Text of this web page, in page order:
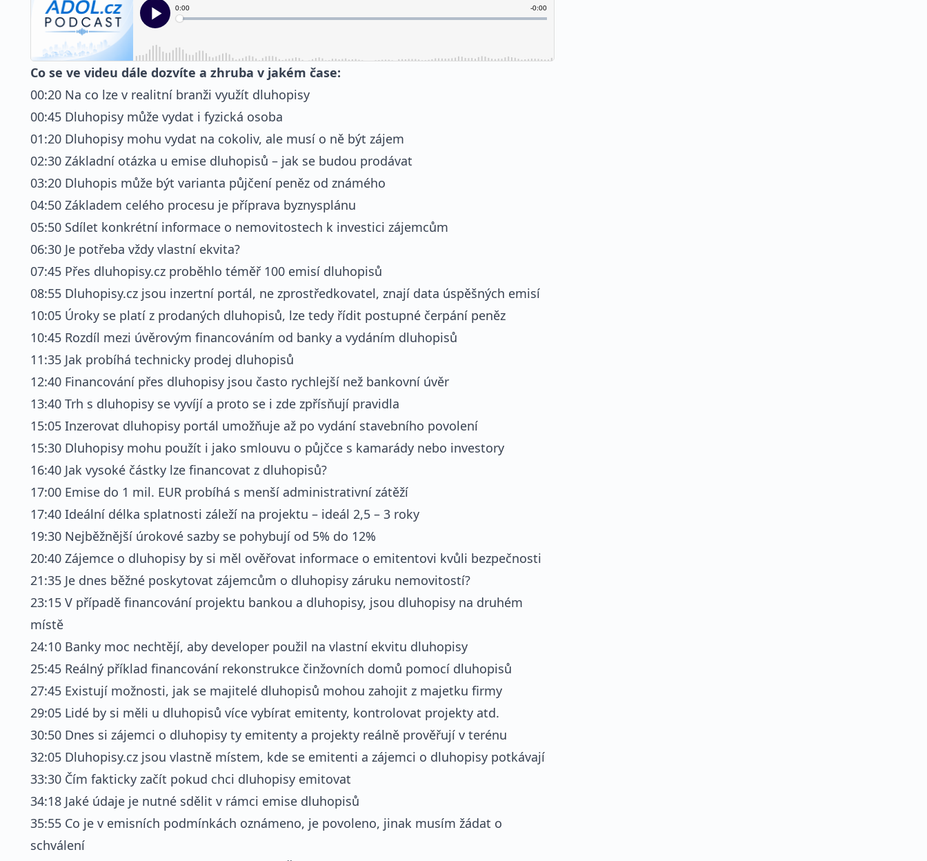
Co se ve videu dále dozvíte a zhruba v jakém čase:
00:20 Na co lze v realitní branži využít dluhopisy
00:45 Dluhopisy může vydat i fyzická osoba
01:20 Dluhopisy mohu vydat na cokoliv, ale musí o ně být zájem
02:30 Základní otázka u emise dluhopisů – jak se budou prodávat
03:20 Dluhopis může být varianta půjčení peněz od známého
04:50 Základem celého procesu je příprava byznysplánu
05:50 Sdílet konkrétní informace o nemovitostech k investici zájemcům
06:30 Je potřeba vždy vlastní ekvita?
07:45 Přes dluhopisy.cz proběhlo téměř 100 emisí dluhopisů
08:55 Dluhopisy.cz jsou inzertní portál, ne zprostředkovatel, znají data úspěšných emisí
10:05 Úroky se platí z prodaných dluhopisů, lze tedy řídit postupné čerpání peněz
10:45 Rozdíl mezi úvěrovým financováním od banky a vydáním dluhopisů
11:35 Jak probíhá technicky prodej dluhopisů
12:40 Financování přes dluhopisy jsou často rychlejší než bankovní úvěr
13:40 Trh s dluhopisy se vyvíjí a proto se i zde zpřísňují pravidla
15:05 Inzerovat dluhopisy portál umožňuje až po vydání stavebního povolení
15:30 Dluhopisy mohu použít i jako smlouvu o půjčce s kamarády nebo investory
16:40 Jak vysoké částky lze financovat z dluhopisů?
17:00 Emise do 1 mil. EUR probíhá s menší administrativní zátěží
17:40 Ideální délka splatnosti záleží na projektu – ideál 2,5 – 3 roky
19:30 Nejběžnější úrokové sazby se pohybují od 5% do 12%
20:40 Zájemce o dluhopisy by si měl ověřovat informace o emitentovi kvůli bezpečnosti
21:35 Je dnes běžné poskytovat zájemcům o dluhopisy záruku nemovitostí?
23:15 V případě financování projektu bankou a dluhopisy, jsou dluhopisy na druhém
místě
24:10 Banky moc nechtějí, aby developer použil na vlastní ekvitu dluhopisy
25:45 Reálný příklad financování rekonstrukce činžovních domů pomocí dluhopisů
27:45 Existují možnosti, jak se majitelé dluhopisů mohou zahojit z majetku firmy
29:05 Lidé by si měli u dluhopisů více vybírat emitenty, kontrolovat projekty atd.
30:50 Dnes si zájemci o dluhopisy ty emitenty a projekty reálně prověřují v terénu
32:05 Dluhopisy.cz jsou vlastně místem, kde se emitenti a zájemci o dluhopisy potkávají
33:30 Čím fakticky začít pokud chci dluhopisy emitovat
34:18 Jaké údaje je nutné sdělit v rámci emise dluhopisů
35:55 Co je v emisních podmínkách oznámeno, je povoleno, jinak musím žádat o
schválení